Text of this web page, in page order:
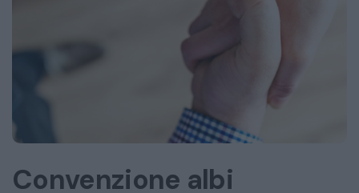
Convenzione albi